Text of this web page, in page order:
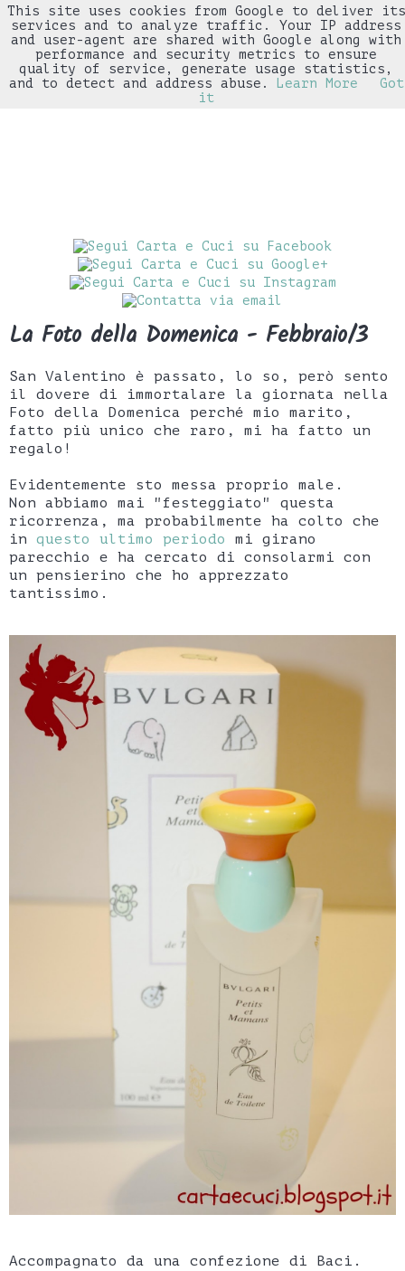
▼
La Foto della Domenica - Febbraio/3
San Valentino è passato, lo so, però sento
il dovere di immortalare la giornata nella
Foto della Domenica perché mio marito,
fatto più unico che raro, mi ha fatto un
regalo!
Evidentemente sto messa proprio male.
Non abbiamo mai "festeggiato" questa
ricorrenza, ma probabilmente ha colto che
in questo ultimo periodo
mi girano
parecchio e ha cercato di consolarmi con
un pensierino che ho apprezzato
tantissimo.
Accompagnato da una confezione di Baci.
This site uses cookies from Google to deliver its
services and to analyze traffic. Your IP address
and user-agent are shared with Google along with
performance and security metrics to ensure
quality of service, generate usage statistics,
and to detect and address abuse.
Learn More
Got
it